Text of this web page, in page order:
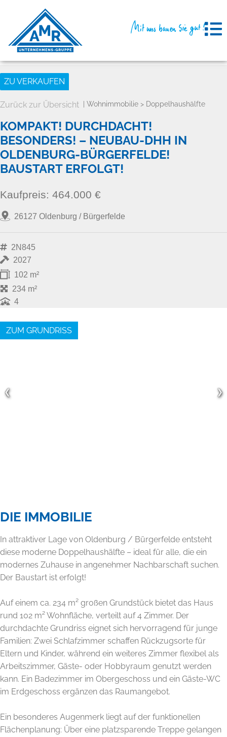
Zurück zur Übersicht | Wohnimmobilie > Doppelhaushälfte
ZU VERKAUFEN
KOMPAKT! DURCHDACHT!
BESONDERS! – NEUBAU-DHH IN
OLDENBURG-BÜRGERFELDE!
BAUSTART ERFOLGT!
26127 Oldenburg / Bürgerfelde
Kaufpreis: 464.000 €
2N845
2027
102 m²
234 m²
4
ZUM GRUNDRISS
❮ ❯
DIE IMMOBILIE
In attraktiver Lage von Oldenburg / Bürgerfelde entsteht
diese moderne Doppelhaushälfte – ideal für alle, die ein
modernes Zuhause in angenehmer Nachbarschaft suchen.
Der Baustart ist erfolgt!
Auf einem ca. 234 m² großen Grundstück bietet das Haus
rund 102 m² Wohnfläche, verteilt auf 4 Zimmer. Der
durchdachte Grundriss eignet sich hervorragend für junge
Familien: Zwei Schlafzimmer schaffen Rückzugsorte für
Eltern und Kinder, während ein weiteres Zimmer flexibel als
Arbeitszimmer, Gäste- oder Hobbyraum genutzt werden
kann. Ein Badezimmer im Obergeschoss und ein Gäste-WC
im Erdgeschoss ergänzen das Raumangebot.
Ein besonderes Augenmerk liegt auf der funktionellen
Flächenplanung: Über eine platzsparende Treppe gelangen